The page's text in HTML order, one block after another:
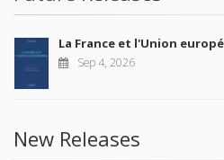
La France et l'Union
Sep 4, 2026
New Releases